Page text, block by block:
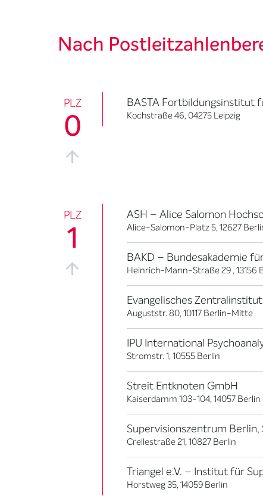
Nach
PLZ
0
BASTA Fortbildungsinstitut
Kochstraße 46, 04275 Leipzig
PLZ
1
ASH – Alice Salomon
Alice-Salomon-Platz 5, 12627
BAKD – Bundesakademie
Heinrich-Mann-Straße 29 , 13156
Evangelisches
Auguststr. 80, 10117 Berlin-Mitte
IPU International
Stromstr. 1, 10555 Berlin
Streit Entknoten GmbH
Kaiserdamm 103-104, 14057 Berlin
Supervisionszentrum
Crellestraße 21, 10827 Berlin
Triangel e.V. – Institut für
Horstweg 35, 14059 Berlin